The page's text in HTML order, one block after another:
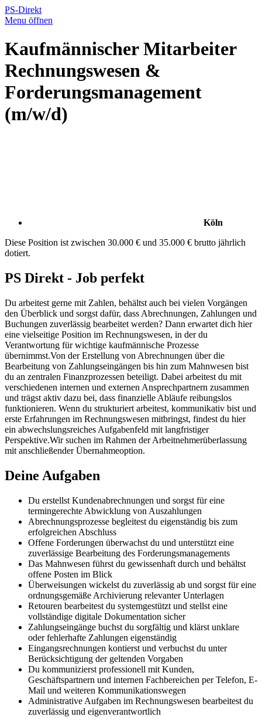
PS-Direkt
Menu öffnen
Kaufmännischer Mitarbeiter
Rechnungswesen &
Forderungsmanagement
(m/w/d)
Köln
Diese Position ist zwischen 30.000 € und 35.000 € brutto jährlich
dotiert.
PS Direkt - Job perfekt
Du arbeitest gerne mit Zahlen, behältst auch bei vielen Vorgängen
den Überblick und sorgst dafür, dass Abrechnungen, Zahlungen und
Buchungen zuverlässig bearbeitet werden? Dann erwartet dich hier
eine vielseitige Position im Rechnungswesen, in der du
Verantwortung für wichtige kaufmännische Prozesse
übernimmst.Von der Erstellung von Abrechnungen über die
Bearbeitung von Zahlungseingängen bis hin zum Mahnwesen bist
du an zentralen Finanzprozessen beteiligt. Dabei arbeitest du mit
verschiedenen internen und externen Ansprechpartnern zusammen
und trägst aktiv dazu bei, dass finanzielle Abläufe reibungslos
funktionieren. Wenn du strukturiert arbeitest, kommunikativ bist und
erste Erfahrungen im Rechnungswesen mitbringst, findest du hier
ein abwechslungsreiches Aufgabenfeld mit langfristiger
Perspektive.Wir suchen im Rahmen der Arbeitnehmerüberlassung
mit anschließender Übernahmeoption.
Deine Aufgaben
Du erstellst Kundenabrechnungen und sorgst für eine
termingerechte Abwicklung von Auszahlungen
Abrechnungsprozesse begleitest du eigenständig bis zum
erfolgreichen Abschluss
Offene Forderungen überwachst du und unterstützt eine
zuverlässige Bearbeitung des Forderungsmanagements
Das Mahnwesen führst du gewissenhaft durch und behältst
offene Posten im Blick
Überweisungen wickelst du zuverlässig ab und sorgst für eine
ordnungsgemäße Archivierung relevanter Unterlagen
Retouren bearbeitest du systemgestützt und stellst eine
vollständige digitale Dokumentation sicher
Zahlungseingänge buchst du sorgfältig und klärst unklare
oder fehlerhafte Zahlungen eigenständig
Eingangsrechnungen kontierst und verbuchst du unter
Berücksichtigung der geltenden Vorgaben
Du kommunizierst professionell mit Kunden,
Geschäftspartnern und internen Fachbereichen per Telefon, E-
Mail und weiteren Kommunikationswegen
Administrative Aufgaben im Rechnungswesen bearbeitest du
zuverlässig und eigenverantwortlich